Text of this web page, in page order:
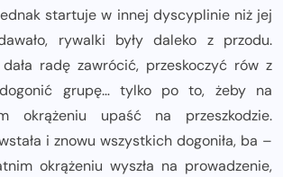
startuje w innej dyscyplinie niż jej
rywalki były daleko z przodu.
dała radę zawrócić, przeskoczyć rów z
grupę… tylko po to, żeby na
okrążeniu upaść na przeszkodzie.
i znowu wszystkich dogoniła, ba –
okrążeniu wyszła na prowadzenie,